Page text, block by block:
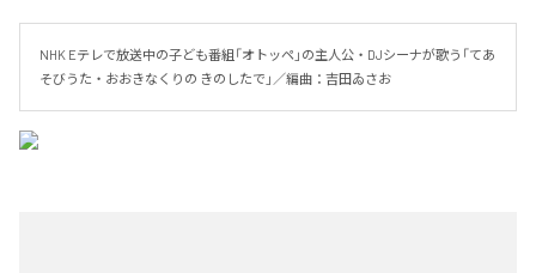
NHK Eテレで放送中の子ども番組「オトッペ」の主人公・DJシーナが歌う「てあ
そびうた・おおきなくりの きのしたで」／編曲：吉田ゐさお